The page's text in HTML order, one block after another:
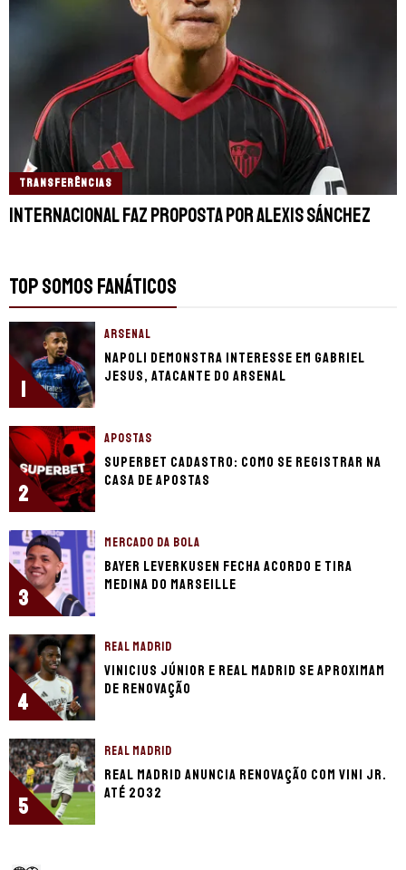
TRANSFERÊNCIAS
Internacional faz proposta por Alexis Sánchez
TOP SOMOS FANÁTICOS
1
ARSENAL
Napoli demonstra interesse em Gabriel
Jesus, atacante do Arsenal
2
APOSTAS
Superbet cadastro: Como se registrar na
casa de apostas
3
MERCADO DA BOLA
Bayer Leverkusen fecha acordo e tira
Medina do Marseille
4
REAL MADRID
Vinicius Júnior e Real Madrid se aproximam
de renovação
5
REAL MADRID
Real Madrid anuncia renovação com Vini Jr.
até 2032